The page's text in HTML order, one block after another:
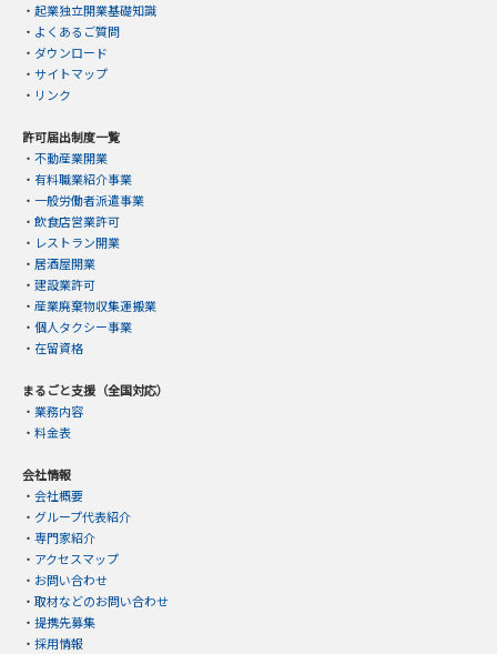
・ 起業独立開業基礎知識
・ よくあるご質問
・ ダウンロード
・ サイトマップ
・ リンク
許可届出制度一覧
・ 不動産業開業
・ 有料職業紹介事業
・ 一般労働者派遣事業
・ 飲食店営業許可
・ レストラン開業
・ 居酒屋開業
・ 建設業許可
・ 産業廃棄物収集運搬業
・ 個人タクシー事業
・ 在留資格
まるごと支援（全国対応）
・ 業務内容
・ 料金表
会社情報
・ 会社概要
・ グループ代表紹介
・ 専門家紹介
・ アクセスマップ
・ お問い合わせ
・ 取材などのお問い合わせ
・ 提携先募集
・ 採用情報